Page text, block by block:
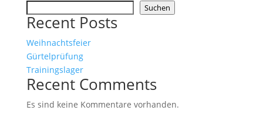
Suchen
Recent Posts
Weihnachtsfeier
Gürtelprüfung
Trainingslager
Recent Comments
Es sind keine Kommentare vorhanden.